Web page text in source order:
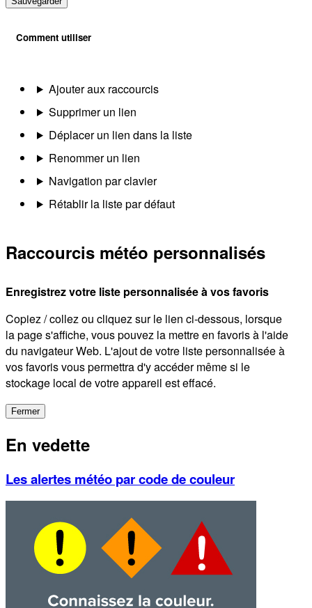
Comment utiliser
Ajouter aux raccourcis
Supprimer un lien
Déplacer un lien dans la liste
Renommer un lien
Navigation par clavier
Rétablir la liste par défaut
Raccourcis météo personnalisés
Enregistrez votre liste personnalisée à vos favoris
Copiez / collez ou cliquez sur le lien ci-dessous, lorsque
la page s'affiche, vous pouvez la mettre en favoris à l'aide
du navigateur Web. L'ajout de votre liste personnalisée à
vos favoris vous permettra d'y accéder même si le
stockage local de votre appareil est effacé.
Fermer
En vedette
Les alertes météo par code de couleur